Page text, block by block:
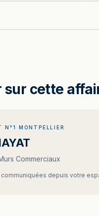
cette
N°1 MONTPELLIER
Commerciaux
depuis votre